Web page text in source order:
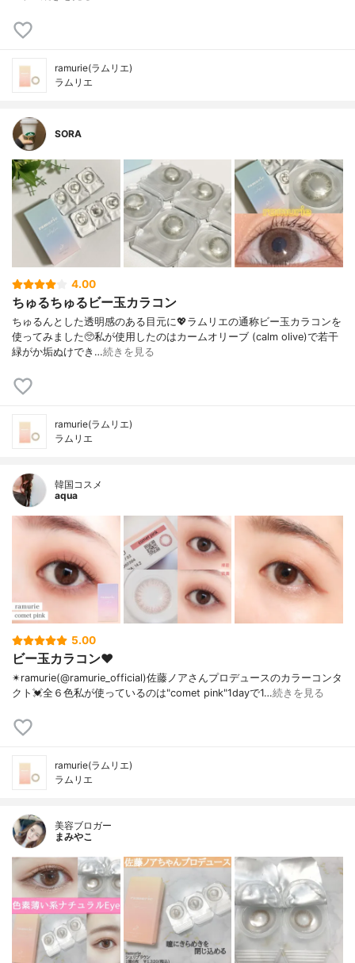
ramurie(ラムリエ)
ラムリエ
SORA
4.00
ちゅるちゅるビー玉カラコン
ちゅるんとした透明感のある目元に💖ラムリエの通称ビー玉カラコンを
使ってみました🥺⁡私が使用したのはカームオリーブ (calm olive)で若干
緑がか垢ぬけでき…続きを見る
ramurie(ラムリエ)
ラムリエ
韓国コスメ
aqua
5.00
ビー玉カラコン❤︎
✴︎ramurie(@ramurie_official)佐藤ノアさんプロデュースのカラーコンタ
クト💓全６色私が使っているのは"comet pink"1dayで1…続きを見る
ramurie(ラムリエ)
ラムリエ
美容ブロガー
まみやこ